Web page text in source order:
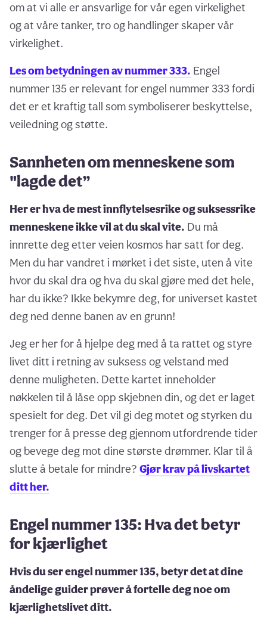
om at vi alle er ansvarlige for vår egen virkelighet
og at våre tanker, tro og handlinger skaper vår
virkelighet.
Les om betydningen av nummer 333. Engel
nummer 135 er relevant for engel nummer 333 fordi
det er et kraftig tall som symboliserer beskyttelse,
veiledning og støtte.
Sannheten om menneskene som
"lagde det”
Her er hva de mest innflytelsesrike og suksessrike
menneskene ikke vil at du skal vite. Du må
innrette deg etter veien kosmos har satt for deg.
Men du har vandret i mørket i det siste, uten å vite
hvor du skal dra og hva du skal gjøre med det hele,
har du ikke? Ikke bekymre deg, for universet kastet
deg ned denne banen av en grunn!
Jeg er her for å hjelpe deg med å ta rattet og styre
livet ditt i retning av suksess og velstand med
denne muligheten. Dette kartet inneholder
nøkkelen til å låse opp skjebnen din, og det er laget
spesielt for deg. Det vil gi deg motet og styrken du
trenger for å presse deg gjennom utfordrende tider
og bevege deg mot dine største drømmer. Klar til å
slutte å betale for mindre? Gjør krav på livskartet
ditt her.
Engel nummer 135: Hva det betyr
for kjærlighet
Hvis du ser engel nummer 135, betyr det at dine
åndelige guider prøver å fortelle deg noe om
kjærlighetslivet ditt.